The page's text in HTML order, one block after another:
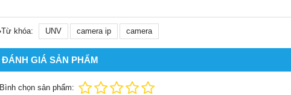
Từ khóa: UNV camera ip camera
ĐÁNH GIÁ SẢN PHẨM
Bình chọn sản phẩm: